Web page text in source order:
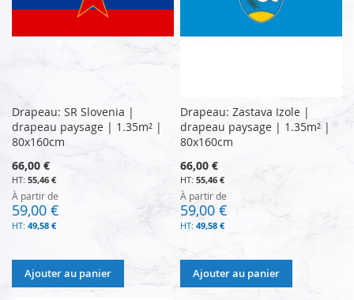
Drapeau: SR Slovenia |
drapeau paysage | 1.35m² |
80x160cm
66,00 €
55,46 €
À partir de
59,00 €
49,58 €
Ajouter au panier
Drapeau: Zastava Izole |
drapeau paysage | 1.35m² |
80x160cm
66,00 €
55,46 €
À partir de
59,00 €
49,58 €
Ajouter au panier